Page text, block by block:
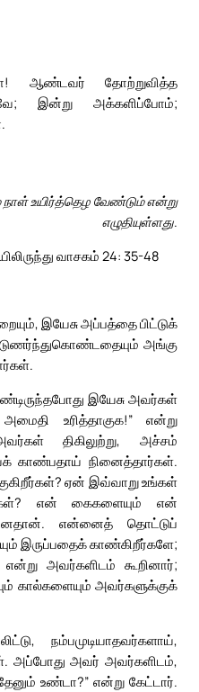
ஆண்டவர் தோற்றுவித்த
இன்று அக்களிப்போம்;
நாள் உயிர்த்தெழ வேண்டும் என்று
எழுதியுள்ளது.
வாசகம் 24: 35-48
இயேசு அப்பத்தை பிட்டுக்
அங்கு
இயேசு அவர்கள்
அமைதி உரித்தாகுக!” என்று
திகிலுற்று, அச்சம்
காண்பதாய் நினைத்தார்கள்.
ஏன் இவ்வாறு உங்கள்
என் கைகளையும் என்
என்னைத் தொட்டுப்
இருப்பதைக் காண்கிறீர்களே;
அவர்களிடம் கூறினார்;
கால்களையும் அவர்களுக்குக்
நம்பமுடியாதவர்களாய்,
அப்போது அவர் அவர்களிடம்,
உண்டா?” என்று கேட்டார்.